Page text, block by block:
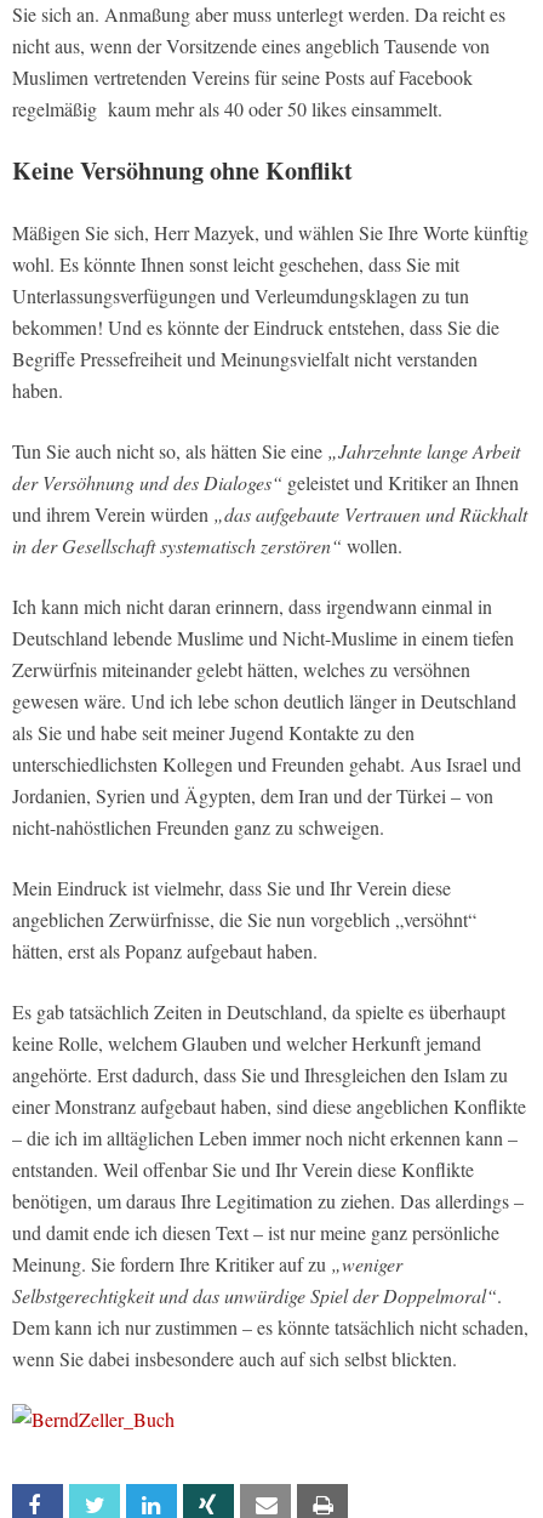
Sie sich an. Anmaßung aber muss unterlegt werden. Da reicht es
nicht aus, wenn der Vorsitzende eines angeblich Tausende von
Muslimen vertretenden Vereins für seine Posts auf Facebook
regelmäßig kaum mehr als 40 oder 50 likes einsammelt.
Keine Versöhnung ohne Konflikt
Mäßigen Sie sich, Herr Mazyek, und wählen Sie Ihre Worte künftig
wohl. Es könnte Ihnen sonst leicht geschehen, dass Sie mit
Unterlassungsverfügungen und Verleumdungsklagen zu tun
bekommen! Und es könnte der Eindruck entstehen, dass Sie die
Begriffe Pressefreiheit und Meinungsvielfalt nicht verstanden
haben.
Tun Sie auch nicht so, als hätten Sie eine „Jahrzehnte lange Arbeit
der Versöhnung und des Dialoges“ geleistet und Kritiker an Ihnen
und ihrem Verein würden „das aufgebaute Vertrauen und Rückhalt
in der Gesellschaft systematisch zerstören“ wollen.
Ich kann mich nicht daran erinnern, dass irgendwann einmal in
Deutschland lebende Muslime und Nicht-Muslime in einem tiefen
Zerwürfnis miteinander gelebt hätten, welches zu versöhnen
gewesen wäre. Und ich lebe schon deutlich länger in Deutschland
als Sie und habe seit meiner Jugend Kontakte zu den
unterschiedlichsten Kollegen und Freunden gehabt. Aus Israel und
Jordanien, Syrien und Ägypten, dem Iran und der Türkei – von
nicht-nahöstlichen Freunden ganz zu schweigen.
Mein Eindruck ist vielmehr, dass Sie und Ihr Verein diese
angeblichen Zerwürfnisse, die Sie nun vorgeblich „versöhnt“
hätten, erst als Popanz aufgebaut haben.
Es gab tatsächlich Zeiten in Deutschland, da spielte es überhaupt
keine Rolle, welchem Glauben und welcher Herkunft jemand
angehörte. Erst dadurch, dass Sie und Ihresgleichen den Islam zu
einer Monstranz aufgebaut haben, sind diese angeblichen Konflikte
– die ich im alltäglichen Leben immer noch nicht erkennen kann –
entstanden. Weil offenbar Sie und Ihr Verein diese Konflikte
benötigen, um daraus Ihre Legitimation zu ziehen. Das allerdings –
und damit ende ich diesen Text – ist nur meine ganz persönliche
Meinung. Sie fordern Ihre Kritiker auf zu „weniger
Selbstgerechtigkeit und das unwürdige Spiel der Doppelmoral“.
Dem kann ich nur zustimmen – es könnte tatsächlich nicht schaden,
wenn Sie dabei insbesondere auch auf sich selbst blickten.
Facebook Twitter Linkedin Xing Email